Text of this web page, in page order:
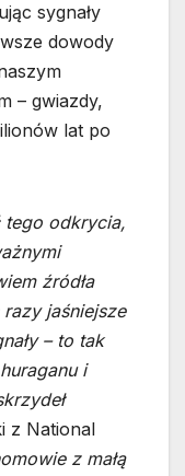
sygnały
dowody
– gwiazdy,
lat po
tego odkrycia,
źródła
jaśniejsze
– to tak
i
z National
z małą